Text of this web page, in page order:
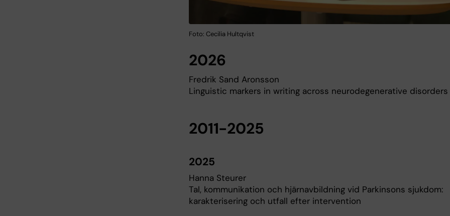
Foto: Cecilia Hultqvist
2026
Fredrik Sand Aronsson
Linguistic markers in writing across neurodegenerative disorders
2011-2025
2025
Hanna Steurer
Tal, kommunikation och hjärnavbildning vid Parkinsons sjukdom:
karakterisering och utfall efter intervention